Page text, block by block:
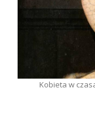
Kobieta w